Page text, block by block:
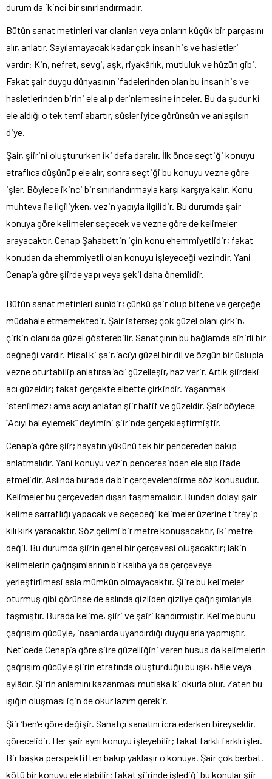
durum da ikinci bir sınırlandırmadır.
Bütün sanat metinleri var olanları veya onların küçük bir parçasını
alır, anlatır. Sayılamayacak kadar çok insan his ve hasletleri
vardır: Kin, nefret, sevgi, aşk, riyakârlık, mutluluk ve hüzün gibi.
Fakat şair duygu dünyasının ifadelerinden olan bu insan his ve
hasletlerinden birini ele alıp derinlemesine inceler. Bu da şudur ki
ele aldığı o tek temi abartır, süsler iyice görünsün ve anlaşılsın
diye.
Şair, şiirini oluştururken iki defa daralır. İlk önce seçtiği konuyu
etraflıca düşünüp ele alır, sonra seçtiği bu konuyu vezne göre
işler. Böylece ikinci bir sınırlandırmayla karşı karşıya kalır. Konu
muhteva ile ilgiliyken, vezin yapıyla ilgilidir. Bu durumda şair
konuya göre kelimeler seçecek ve vezne göre de kelimeler
arayacaktır. Cenap Şahabettin için konu ehemmiyetlidir; fakat
konudan da ehemmiyetli olan konuyu işleyeceği vezindir. Yani
Cenap’a göre şiirde yapı veya şekil daha önemlidir.
Bütün sanat metinleri sunîdir; çünkü şair olup bitene ve gerçeğe
müdahale etmemektedir. Şair isterse; çok güzel olanı çirkin,
çirkin olanı da güzel gösterebilir. Sanatçının bu bağlamda sihirli bir
değneği vardır. Misal ki şair, ‘acı’yı güzel bir dil ve özgün bir üslupla
vezne oturtabilip anlatırsa ‘acı’ güzelleşir, haz verir. Artık şiirdeki
acı güzeldir; fakat gerçekte elbette çirkindir. Yaşanmak
istenilmez; ama acıyı anlatan şiir hafif ve güzeldir. Şair böylece
“Acıyı bal eylemek” deyimini şiirinde gerçekleştirmiştir.
Cenap’a göre şiir; hayatın yükünü tek bir pencereden bakıp
anlatmalıdır. Yani konuyu vezin penceresinden ele alıp ifade
etmelidir. Aslında burada da bir çerçevelendirme söz konusudur.
Kelimeler bu çerçeveden dışarı taşmamalıdır. Bundan dolayı şair
kelime sarraflığı yapacak ve seçeceği kelimeler üzerine titreyip
kılı kırk yaracaktır. Söz gelimi bir metre konuşacaktır, iki metre
değil. Bu durumda şiirin genel bir çerçevesi oluşacaktır; lakin
kelimelerin çağrışımlarının bir kalıba ya da çerçeveye
yerleştirilmesi asla mümkün olmayacaktır. Şiire bu kelimeler
oturmuş gibi görünse de aslında gizliden gizliye çağrışımlarıyla
taşmıştır. Burada kelime, şiiri ve şairi kandırmıştır. Kelime bunu
çağrışım gücüyle, insanlarda uyandırdığı duygularla yapmıştır.
Neticede Cenap’a göre şiire güzelliğini veren husus da kelimelerin
çağrışım gücüyle şiirin etrafında oluşturduğu bu ışık, hâle veya
aylâdır. Şiirin anlamını kazanması mutlaka ki okurla olur. Zaten bu
ışığın oluşması için de okur lazım gerekir.
Şiir ‘ben’e göre değişir. Sanatçı sanatını icra ederken bireyseldir,
görecelidir. Her şair aynı konuyu işleyebilir; fakat farklı farklı işler.
Bir başka perspektiften bakıp yaklaşır o konuya. Şair çok berbat,
kötü bir konuyu ele alabilir; fakat şiirinde işlediği bu konular şiir